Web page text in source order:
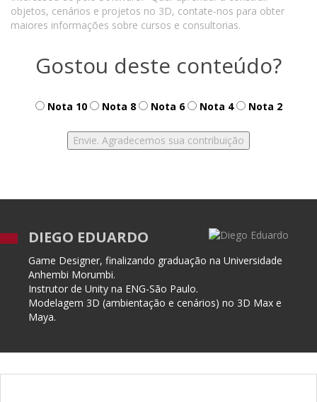
objetos, cenários e projetos no 3D, contate-nos para obter
maiores informações sobre cursos e consultorias.
Gostou deste conteúdo?
Nota 10 Nota 8 Nota 6 Nota 4 Nota 2
DIEGO EDUARDO
Game Designer, finalizando graduação na Universidade
Anhembi Morumbi.
Instrutor de Unity na ENG-São Paulo.
Modelagem 3D (ambientação e cenários) no 3D Max e
Maya.